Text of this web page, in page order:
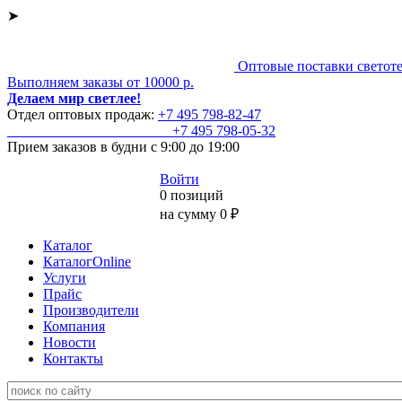
➤
Оптовые поставки
Выполняем заказы от 10000 р.
Делаем мир светлее!
Отдел оптовых продаж: +7 495 798-82-47
+7 495 798-05-32
Прием заказов в будни с 9:00 до 19:00
Войти
0 позиций
на сумму 0 ₽
Каталог
КаталогOnline
Услуги
Прайс
Производители
Компания
Новости
Контакты